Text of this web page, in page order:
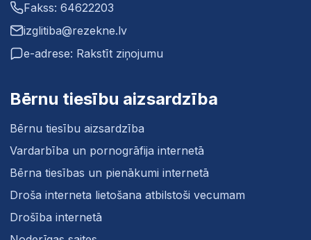
Fakss: 64622203
izglitiba@rezekne.lv
e-adrese: Rakstīt ziņojumu
Bērnu tiesību aizsardzība
Bērnu tiesību aizsardzība
Vardarbība un pornogrāfija internetā
Bērna tiesības un pienākumi internetā
Droša interneta lietošana atbilstoši vecumam
Drošība internetā